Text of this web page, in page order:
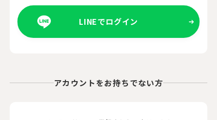
LINEでログイン
アカウントをお持ちでない方